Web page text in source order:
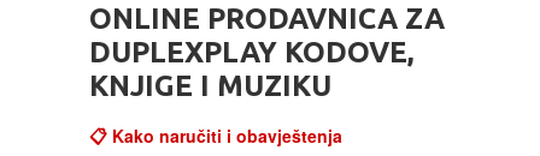
DVD
ONLINE PRODAVNICA ZA
DUPLEXPLAY KODOVE,
KNJIGE I MUZIKU
📋 Kako naručiti i obavještenja